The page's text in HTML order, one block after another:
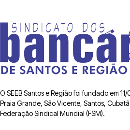
O SEEB Santos e Região foi fundado em
Praia Grande, São Vicente, Santos,
Federação Sindical Mundial (FSM).